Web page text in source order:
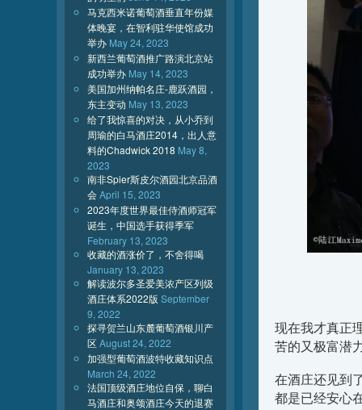
现在我才真正
苦的又极富潜
在酒庄还见到
都是已经安心
马克西米诺葡萄酒垂直年份媒
体晚宴，在智利驻华使馆成功
举办 May 24, 2023
新西兰葡萄酒推广路演北京站
成功举办 May 14, 2023
美国加州纳帕名庄-鹿跃酒园，
东主变动 May 13, 2023
给了我惊喜的对决，从小乔到
周瑜的白马酒庄2014，出人意
料的Chadwick 2018 May 8,
2023
南非Spier斯皮尔酒园北京品酒
会April 15, 2023
2023年度世界最佳侍酒师冠军
诞生，中国选手获得季军
February 13, 2023
收藏的酒涨价了，不舍得喝
January 13, 2023
解读波尔多圣爱美浓产区列级
酒庄体系2022版 September
9, 2022
探寻贺兰山东麓葡萄酒银川产
区August 24, 2022
加强型葡萄酒波特收藏知识点
March 24, 2022
法国顶级酒庄地位自保，聊白
马酒庄和奥颂酒庄今天的退赛